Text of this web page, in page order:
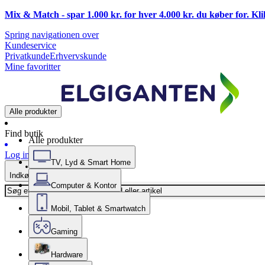
Mix & Match - spar 1.000 kr. for hver 4.000 kr. du køber for.
Spring navigationen over
Kundeservice
PrivatkundeErhvervskunde
Mine favoritter
Alle produkter
Find butik
Log ind
Indkøbskurv
Alle produkter
TV, Lyd & Smart Home
Computer & Kontor
Mobil, Tablet & Smartwatch
Gaming
Hardware